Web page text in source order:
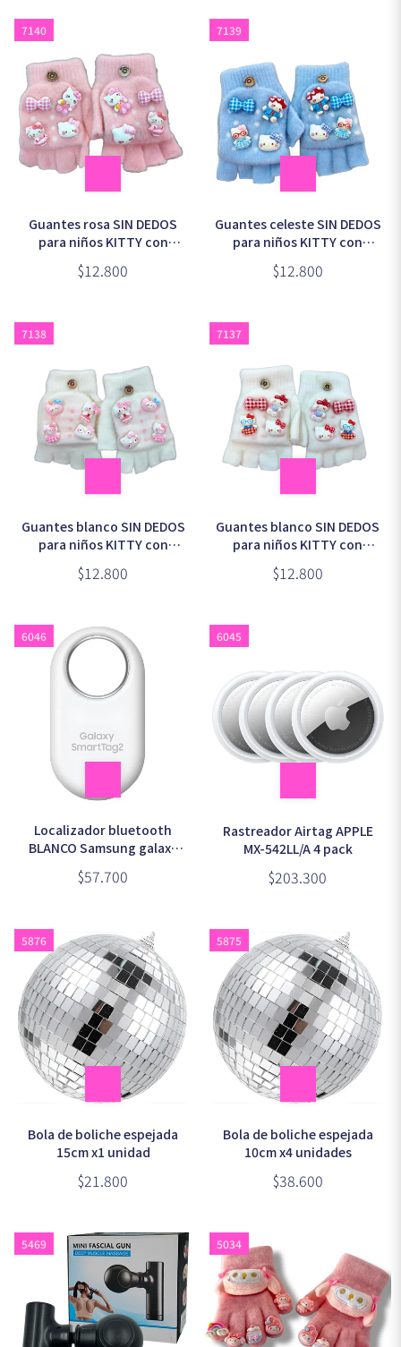
7140
Guantes rosa SIN DEDOS
para niños KITTY con
$12.800
7139
Guantes celeste SIN DEDOS
para niños KITTY con
años)
$12.800
7138
Guantes blanco SIN DEDOS
para niños KITTY con
apliques ROSA (2-4 años)
$12.800
7137
Guantes blanco SIN DEDOS
para niños KITTY con
apliques ROJO (2-4 años)
$12.800
6046
Localizador bluetooth
BLANCO Samsung galaxy
smart TAG 2 EI-T5600
$57.700
6045
Rastreador Airtag APPLE
MX-542LL/A 4 pack
$203.300
5876
Bola de boliche espejada
15cm x1 unidad
$21.800
5875
Bola de boliche espejada
10cm x4 unidades
$38.600
5469 5034